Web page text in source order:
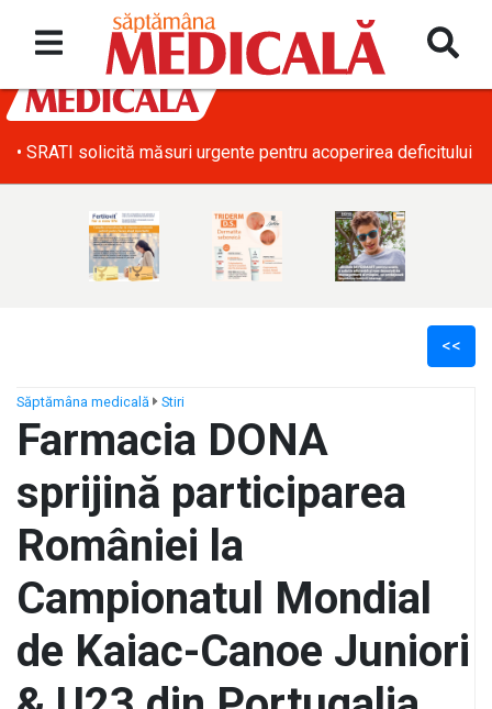
• SRATI solicită măsuri urgente pentru acoperirea deficitului
<<
Săptămâna medicală Stiri
Farmacia DONA
sprijină participarea
României la
Campionatul Mondial
de Kaiac-Canoe Juniori